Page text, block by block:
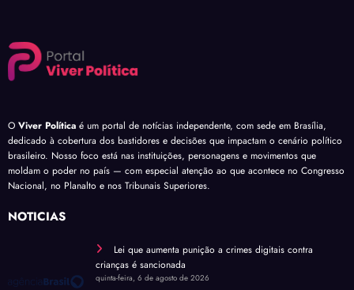
O Viver Política é um portal de notícias independente, com sede em Brasília,
dedicado à cobertura dos bastidores e decisões que impactam o cenário político
brasileiro. Nosso foco está nas instituições, personagens e movimentos que
moldam o poder no país — com especial atenção ao que acontece no Congresso
Nacional, no Planalto e nos Tribunais Superiores.
NOTÍCIAS
Lei que aumenta punição a crimes digitais contra
crianças é sancionada
quinta-feira, 6 de agosto de 2026